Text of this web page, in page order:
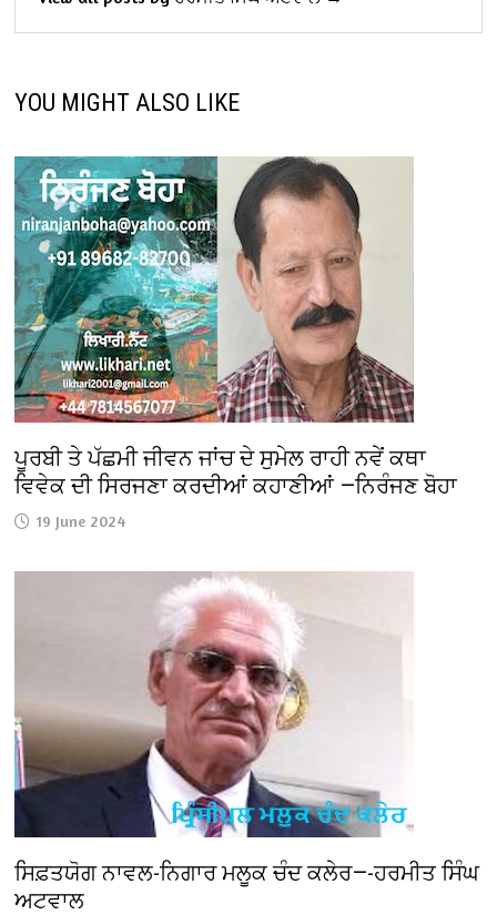
YOU MIGHT ALSO LIKE
ਪੂਰਬੀ ਤੇ ਪੱਛਮੀ ਜੀਵਨ ਜਾਂਚ ਦੇ ਸੁਮੇਲ ਰਾਹੀ ਨਵੇਂ ਕਥਾ
ਵਿਵੇਕ ਦੀ ਸਿਰਜਣਾ ਕਰਦੀਆਂ ਕਹਾਣੀਆਂ —ਨਿਰੰਜਣ ਬੋਹਾ
19 June 2024
ਸਿਫ਼ਤਯੋਗ ਨਾਵਲ-ਨਿਗਾਰ ਮਲੂਕ ਚੰਦ ਕਲੇਰ—-ਹਰਮੀਤ ਸਿੰਘ
ਅਟਵਾਲ